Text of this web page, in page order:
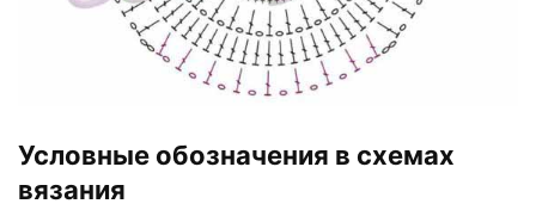
Условные обозначения в схемах
вязания